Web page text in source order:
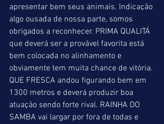
apresentar bem seus animais. Indicação
algo ousada de nossa parte, somos
obrigados a reconhecer. PRIMA QUALITÁ
que deverá ser a provável favorita está
bem colocada no alinhamento e
obviamente tem muita chance de vitória.
QUE FRESCA andou figurando bem em
1300 metros e deverá produzir boa
atuação sendo forte rival. RAINHA DO
SAMBA vai largar por fora de todas e